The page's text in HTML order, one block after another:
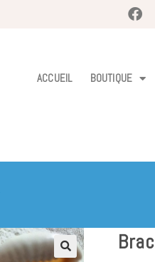
ACCUEIL BOUTIQUE